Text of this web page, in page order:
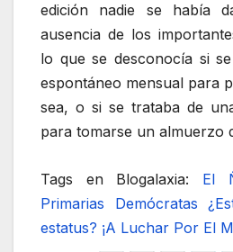
edición nadie se había
ausencia de los
lo que se desconocía si
espontáneo mensual para
sea, o si se trataba de
para tomarse un almuerzo
Tags en Blogalaxia: El
Primarias Demócratas
estatus? ¡A Luchar Por El